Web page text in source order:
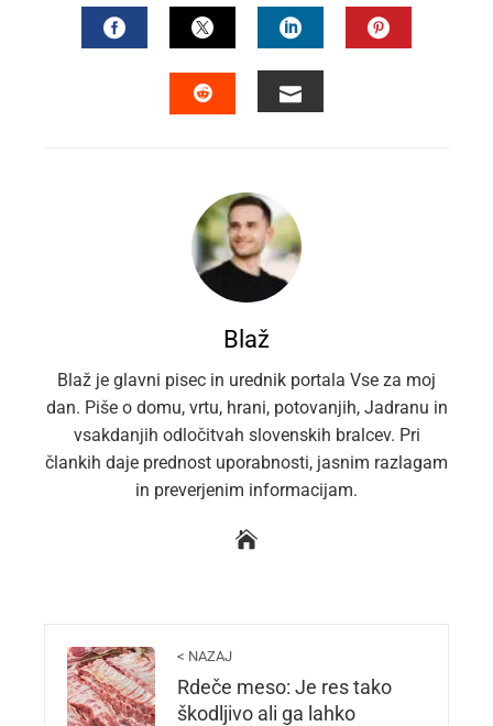
FACEBOOKTWITTERLINKEDIN
Blaž
Blaž je glavni pisec in urednik portala Vse za moj
dan. Piše o domu, vrtu, hrani, potovanjih, Jadranu in
vsakdanjih odločitvah slovenskih bralcev. Pri
člankih daje prednost uporabnosti, jasnim razlagam
in preverjenim informacijam.
< NAZAJ
Rdeče meso: Je res tako
škodljivo ali ga lahko